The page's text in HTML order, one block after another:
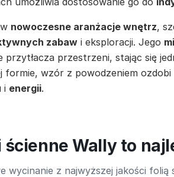
nowoczesne aranżacje wnętrz,
zabaw i eksploracji. Jego
przytłacza przestrzeni, stając się
formie, wzór z powodzeniem
i energii.
ścienne Wally to
wycinanie z najwyższej jakości folią